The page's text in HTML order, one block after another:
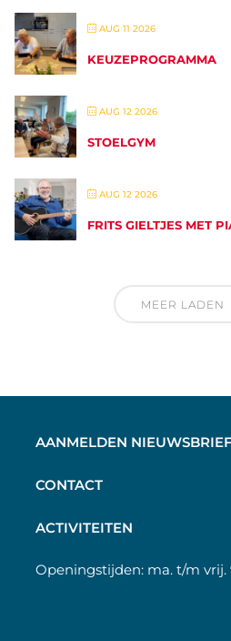
AUG 11 2026
KEUZEPROGRAMMA
AUG 12 2026
STOELGYM
AUG 12 2026
FRITS GIELTJES MET
MEER LADEN
AANMELDEN NIEUWSBRIEF
CONTACT
ACTIVITEITEN
Openingstijden: ma. t/m vrij.